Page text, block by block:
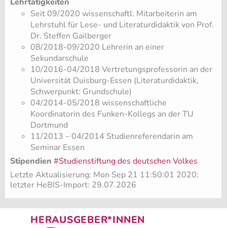
Seit 09/2020 wissenschaftl. Mitarbeiterin am
Lehrstuhl für Lese- und Literaturdidaktik von Prof.
Dr. Steffen Gailberger
08/2018-09/2020 Lehrerin an einer
Sekundarschule
10/2016-04/2018 Vertretungsprofessorin an der
Universität Duisburg-Essen (Literaturdidaktik,
Schwerpunkt: Grundschule)
04/2014-05/2018 wissenschaftliche
Koordinatorin des Funken-Kollegs an der TU
Dortmund
11/2013 – 04/2014 Studienreferendarin am
Seminar Essen
Stipendien #Studienstiftung des deutschen Volkes
Letzte Aktualisierung: Mon Sep 21 11:50:01 2020;
letzter HeBIS-Import: 29.07.2026
HERAUSGEBER*INNEN